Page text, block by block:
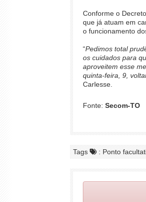
Conforme o
que já atuam em
o funcionamento
“Pedimos total
os cuidados para
aproveitem esse
quinta-feira, 9,
Carlesse.
Fonte: Secom-TO
Tags : Ponto